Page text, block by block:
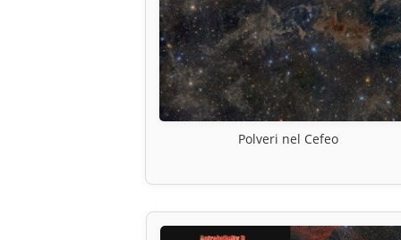
Polveri nel Cefeo